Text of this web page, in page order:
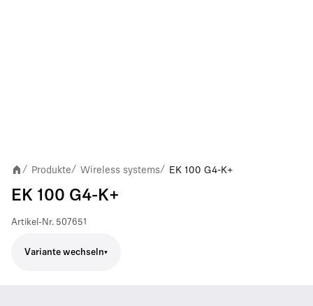
/ Produkte/ Wireless systems/ EK 100 G4-K+
EK 100 G4-K+
Artikel-Nr. 507651
Variante wechseln